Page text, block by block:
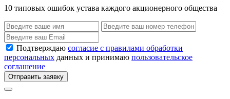
10 типовых ошибок устава каждого акционерного общества
Подтверждаю согласие с правилами обработки
персональных данных и принимаю пользовательское
соглашение
Отправить заявку